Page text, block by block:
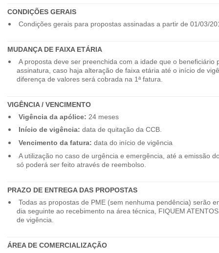
CONDIÇÕES GERAIS
Condições gerais para propostas assinadas a partir de 01/03/
MUDANÇA DE FAIXA ETÁRIA
A proposta deve ser preenchida com a idade que o beneficiário
assinatura, caso haja alteração de faixa etária até o início de
diferença de valores será cobrada na 1ª fatura.
VIGÊNCIA / VENCIMENTO
Vigência da apólice: 24 meses
Início de vigência: data de quitação da CCB.
Vencimento da fatura: data do início de vigência
A utilização no caso de urgência e emergência, até a emissão
só poderá ser feito através de reembolso.
PRAZO DE ENTREGA DAS PROPOSTAS
Todas as propostas de PME (sem nenhuma pendência) serão
dia seguinte ao recebimento na área técnica, FIQUEM
de vigência.
ÁREA DE COMERCIALIZAÇÃO